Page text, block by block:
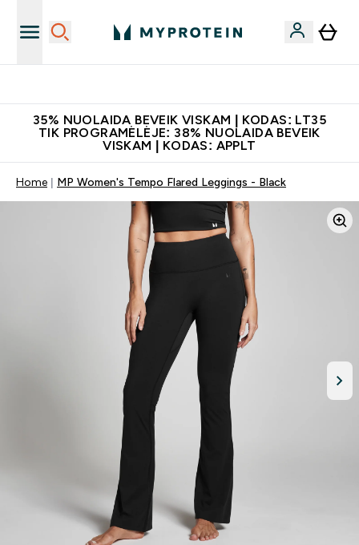
35% NUOLAIDA BEVEIK VISKAM | KODAS: LT35
TIK PROGRAMĖLĖJE: 38% NUOLAIDA BEVEIK
VISKAM | KODAS: APPLT
Home MP Women's Tempo Flared Leggings - Black